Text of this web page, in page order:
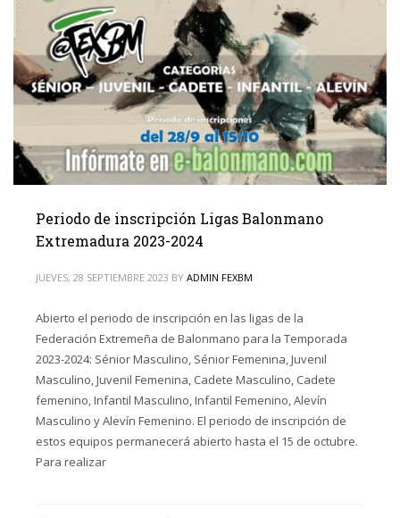
Periodo de inscripción Ligas Balonmano
Extremadura 2023-2024
JUEVES, 28 SEPTIEMBRE 2023 BY ADMIN FEXBM
Abierto el periodo de inscripción en las ligas de la
Federación Extremeña de Balonmano para la Temporada
2023-2024: Sénior Masculino, Sénior Femenina, Juvenil
Masculino, Juvenil Femenina, Cadete Masculino, Cadete
femenino, Infantil Masculino, Infantil Femenino, Alevín
Masculino y Alevín Femenino. El periodo de inscripción de
estos equipos permanecerá abierto hasta el 15 de octubre.
Para realizar